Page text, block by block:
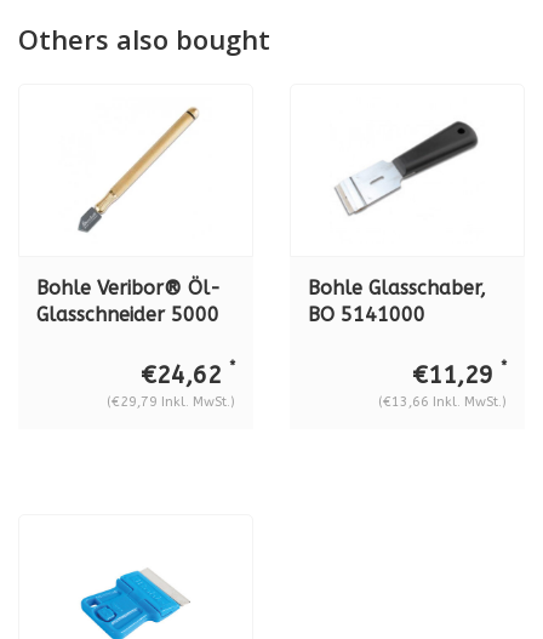
Others also bought
Bohle Veribor® Öl-
Glasschneider 5000
€24,62 *
(€29,79 Inkl. MwSt.)
Bohle Glasschaber,
BO 5141000
€11,29 *
(€13,66 Inkl. MwSt.)